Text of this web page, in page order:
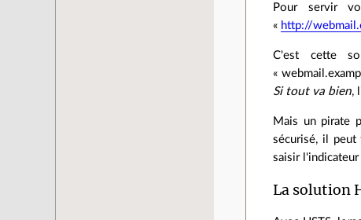
Pour servir
« http://
C'est cette
«
Si tout va bien,
Mais un pirate
sécurisé, il
saisir
La solution